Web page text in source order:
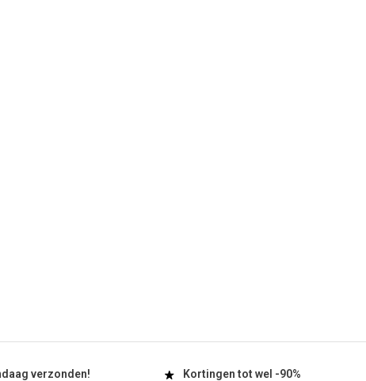
verzonden! Kortingen tot wel -90%